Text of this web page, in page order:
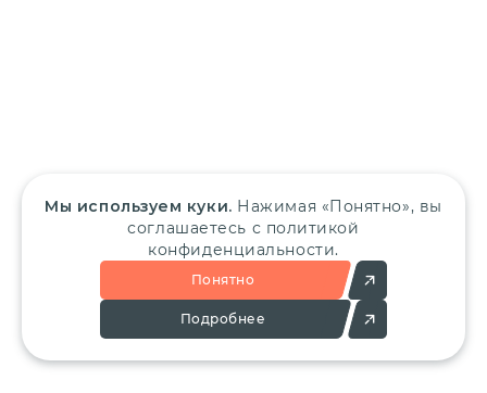
Мы используем куки. Нажимая «Понятно», вы
соглашаетесь с политикой
конфиденциальности.
Понятно
Подробнее